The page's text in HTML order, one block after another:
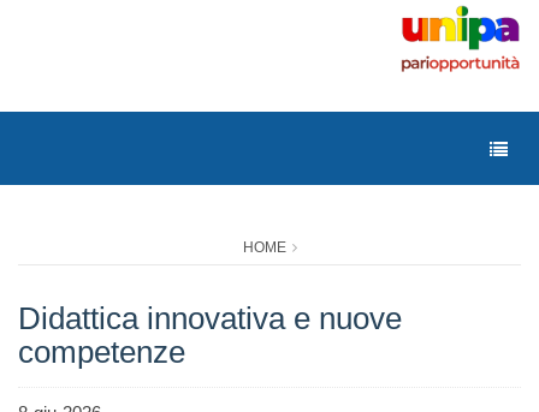
HOME
Didattica innovativa e nuove
competenze